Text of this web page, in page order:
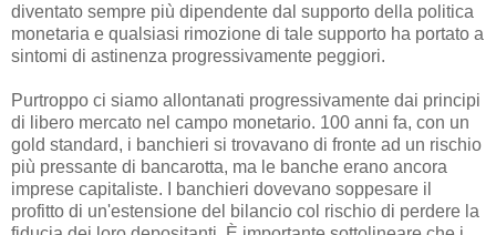
diventato sempre più dipendente dal supporto della politica
monetaria e qualsiasi rimozione di tale supporto ha portato a
sintomi di astinenza progressivamente peggiori.
Purtroppo ci siamo allontanati progressivamente dai principi
di libero mercato nel campo monetario. 100 anni fa, con un
gold standard, i banchieri si trovavano di fronte ad un rischio
più pressante di bancarotta, ma le banche erano ancora
imprese capitaliste. I banchieri dovevano soppesare il
profitto di un'estensione del bilancio col rischio di perdere la